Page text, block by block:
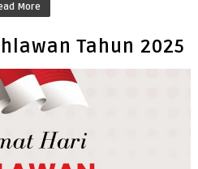
More
Tahun 2025